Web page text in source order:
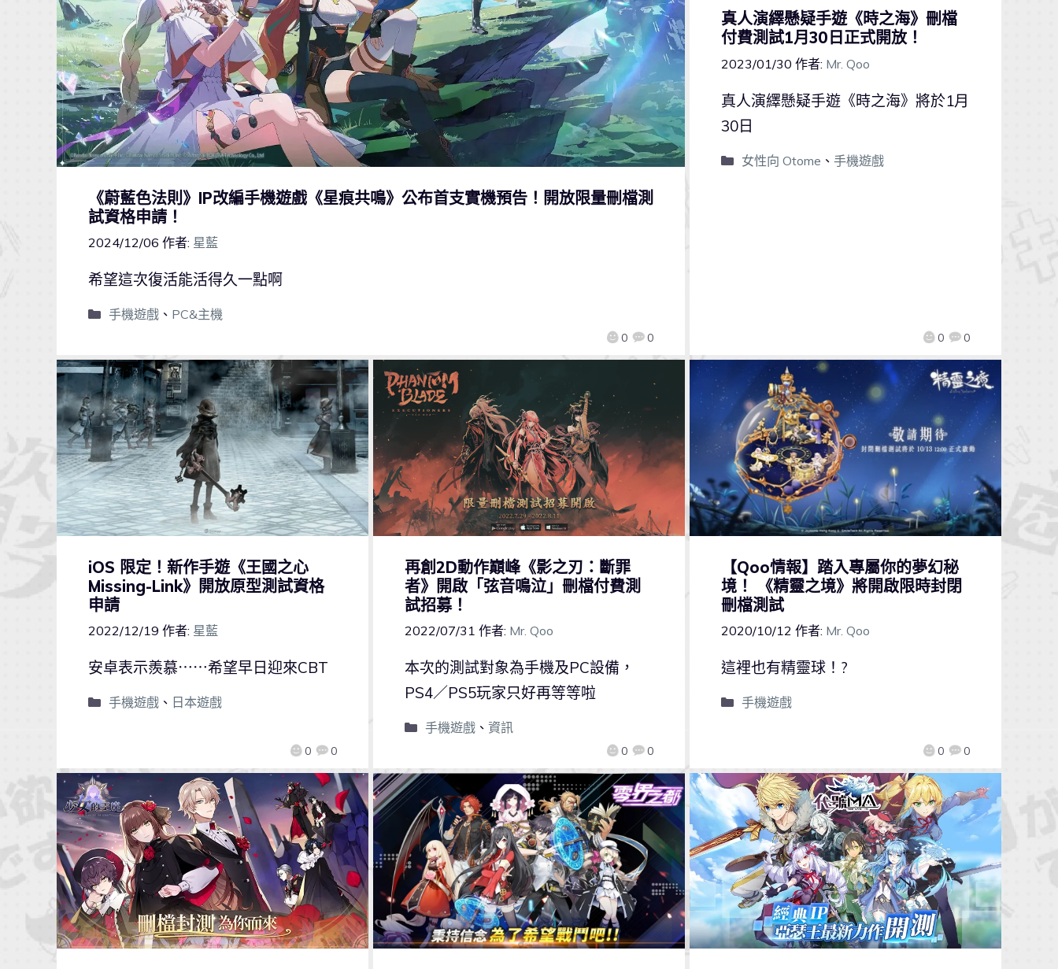
《蔚藍色法則》IP改編手機遊戲《星痕共鳴》公布首支實機預告！開放限量刪檔測
試資格申請！
2024/12/06 作者: 星藍
0 0
希望這次復活能活得久一點啊
手機遊戲、 PC&主機
真人演繹懸疑手遊《時之海》刪檔
付費測試1月30日正式開放！
2023/01/30 作者: Mr. Qoo
0 0
真人演繹懸疑手遊《時之海》將於1月
30日
女性向 Otome 、 手機遊戲
iOS 限定！新作手遊《王國之心
Missing-Link》開放原型測試資格
申請
2022/12/19 作者: 星藍
0 0
安卓表示羨慕⋯⋯希望早日迎來CBT
手機遊戲、 日本遊戲
再創2D動作巔峰《影之刃：斷罪
者》開啟「弦音鳴泣」刪檔付費測
試招募！
2022/07/31 作者: Mr. Qoo
0 0
本次的測試對象為手機及PC設備，
PS4／PS5玩家只好再等等啦
手機遊戲、 資訊
【Qoo情報】踏入專屬你的夢幻秘
境！ 《精靈之境》將開啟限時封閉
刪檔測試
2020/10/12 作者: Mr. Qoo
0 0
這裡也有精靈球！?
手機遊戲